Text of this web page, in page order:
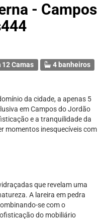
- Campos
12 Camas 4 banheiros
da cidade, a apenas 5
em Campos do Jordão
e a tranquilidade da
momentos inesquecíveis com
que revelam uma
A lareira em pedra
se com o
do mobiliário